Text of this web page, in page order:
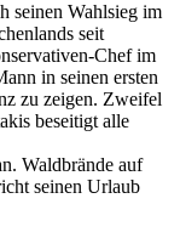
seinen Wahlsieg im
seit
Chef im
in seinen ersten
zu zeigen. Zweifel
beseitigt alle
Waldbrände auf
seinen Urlaub